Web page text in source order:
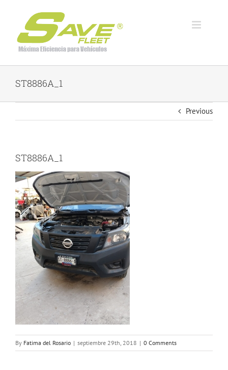
content
ST8886A_1
Previous
ST8886A_1
By Fatima del Rosario | septiembre 29th, 2018 | 0 Comments